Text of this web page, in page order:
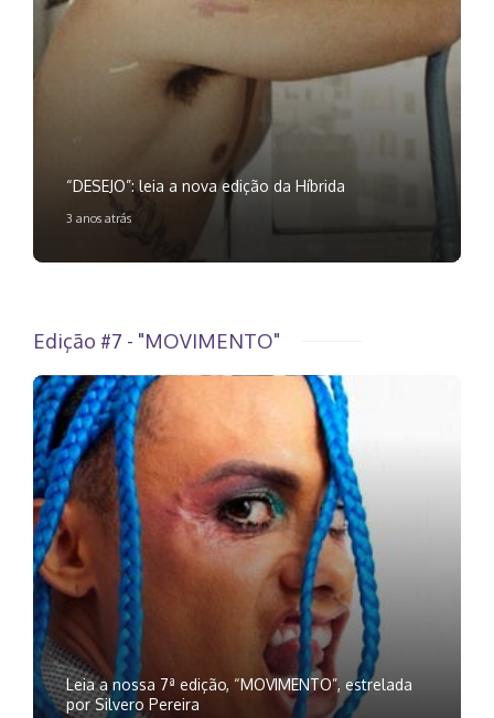
“DESEJO”: leia a nova edição da Híbrida
3 anos atrás
Edição #7 - "MOVIMENTO"
Leia a nossa 7ª edição, “MOVIMENTO”, estrelada
por Silvero Pereira